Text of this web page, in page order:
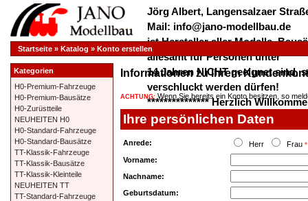
Jörg Albert, Langensalzaer
Mail: info@jano-modellbau.de
ist Hersteller aller Modelle,
allesamt für Personen unter
14 Jahren NICHT geeignet sind,
verschluckt werden dürfen!
*************** Herzlich
***************
Startseite » Katalog » Konto erstellen
Informationen zu Ihrem
ACHTUNG: Wenn Sie bereits ein Konto besitzen, so
Ihre persönlichen Daten
Anrede: Herr Frau *
Vorname:
Nachname:
Geburtsdatum:
Kategorien
H0-Premium-Fahrzeuge
H0-Premium-Bausätze
H0-Zurüstteile
NEUHEITEN H0
H0-Standard-Fahrzeuge
H0-Standard-Bausätze
TT-Klassik-Fahrzeuge
TT-Klassik-Bausätze
TT-Klassik-Kleinteile
NEUHEITEN TT
TT-Standard-Fahrzeuge